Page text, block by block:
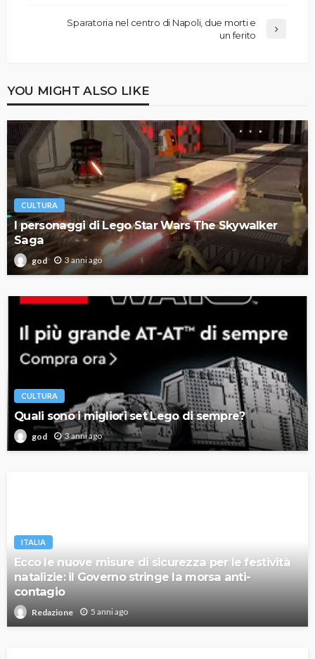
Sparatoria nel centro di Napoli, due morti e
un ferito
YOU MIGHT ALSO LIKE
CULTURA
I personaggi di Lego Star Wars The Skywalker
Saga
god 3 anni ago
CULTURA
Quali sono i migliori set Lego di sempre?
god 3 anni ago
ITALIA
Ecco le nuove misure di sicurezza per le festività
natalizie: il Governo stringe la morsa anti-
contagio
Redazione 5 anni ago